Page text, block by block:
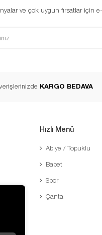
ve çok uygun fırsatlar için
KARGO BEDAVA
Hızlı Menü
Abiye / Topuklu
Babet
Spor
Çanta